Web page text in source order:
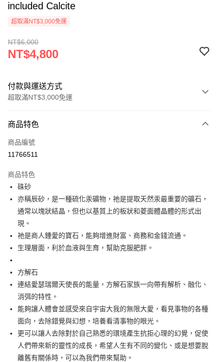
included Calcite
超取滿NT$3,000免運
NT$6,000
NT$4,800
付款與運送方式
超取滿NT$3,000免運
信用卡一次付款
超商取貨付款
Apple Pay
街口支付
悠遊付
ATM付款
每筆NT$80，滿NT$3,000(含以上)免運費
7-11取貨付款
每筆NT$80，滿NT$3,000(含以上)免運費
賣家宅配幫您送（台灣）
每筆NT$80，滿NT$3,000(含以上)免運費
商品特色
商品編號
11766511
商品特色
硃砂
亦稱辰砂，是一種硫化汞礦物，祂是提取天然汞最重要的礦石，
通常以塊狀結晶，但也以基質上的板狀和菱面體晶體的形式出
現。
祂是商人鍾愛的寶石，能夠增進財富、商務和金錢流通。
生理層面，利於血液與生育，幫助克服肥胖。
方解石
連結愛瑟瑞爾天使長的能量，方解石家族一向帶有解析、融化、
消弭的特性。
能夠讓人體會並感受來自宇宙大我的無限大愛，看見事物的各種
面向，去除錯覺與幻想，培養看清事物的眼光。
更可以讓人去除對於自己熟悉的環境產生抗拒心理的幻覺，促使
人們帶來新的靈性的成長，希望人生有不同的變化、或是想要脫
離舊有關係時，可以為我們帶來幫助。